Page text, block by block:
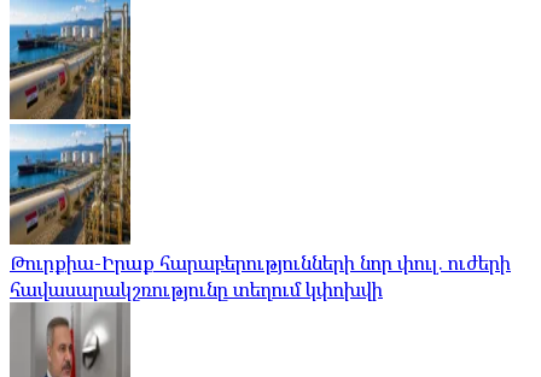
Թուրքիա-Իրաք հարաբերությունների նոր փուլ. ուժերի
հավասարակշռությունը տեղում կփոխվի